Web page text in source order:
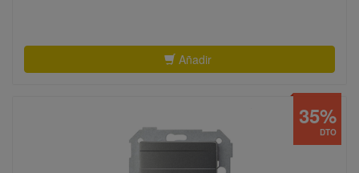
Añadir
DTO
35%